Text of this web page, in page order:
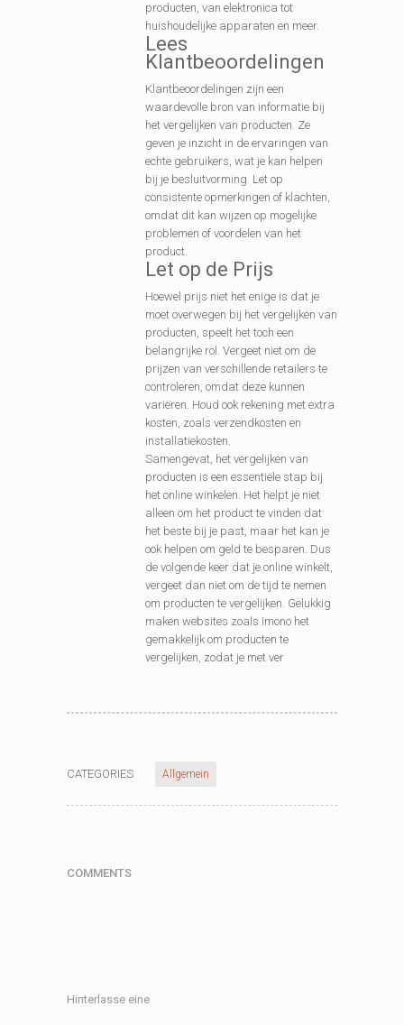
producten, van elektronica tot
huishoudelijke apparaten en meer.
Lees
Klantbeoordelingen
Klantbeoordelingen zijn een
waardevolle bron van informatie bij
het vergelijken van producten. Ze
geven je inzicht in de ervaringen van
echte gebruikers, wat je kan helpen
bij je besluitvorming. Let op
consistente opmerkingen of klachten,
omdat dit kan wijzen op mogelijke
problemen of voordelen van het
product.
Let op de Prijs
Hoewel prijs niet het enige is dat je
moet overwegen bij het vergelijken van
producten, speelt het toch een
belangrijke rol. Vergeet niet om de
prijzen van verschillende retailers te
controleren, omdat deze kunnen
variëren. Houd ook rekening met extra
kosten, zoals verzendkosten en
installatiekosten.
Samengevat, het vergelijken van
producten is een essentiële stap bij
het online winkelen. Het helpt je niet
alleen om het product te vinden dat
het beste bij je past, maar het kan je
ook helpen om geld te besparen. Dus
de volgende keer dat je online winkelt,
vergeet dan niet om de tijd te nemen
om producten te vergelijken. Gelukkig
maken websites zoals Imono het
gemakkelijk om producten te
vergelijken, zodat je met ver
CATEGORIES Allgemein
COMMENTS
Hinterlasse eine